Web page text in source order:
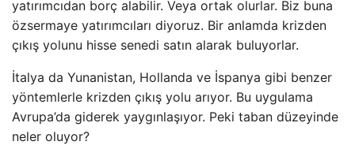
yatırımcıdan borç alabilir. Veya ortak olurlar. Biz buna
özsermaye yatırımcıları diyoruz. Bir anlamda krizden
çıkış yolunu hisse senedi satın alarak buluyorlar.
İtalya da Yunanistan, Hollanda ve İspanya gibi benzer
yöntemlerle krizden çıkış yolu arıyor. Bu uygulama
Avrupa’da giderek yaygınlaşıyor. Peki taban düzeyinde
neler oluyor?